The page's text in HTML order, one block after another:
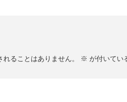
ることはありません。 ※ が付いてい